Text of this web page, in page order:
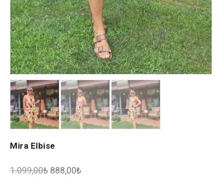
Mira Elbise
1.099,00₺ 888,00₺